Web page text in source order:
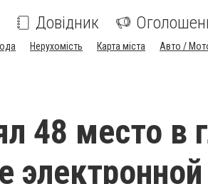
Довідник
Нерухомість Карта міста Авто /
48 место в